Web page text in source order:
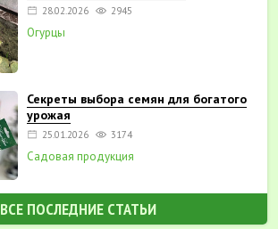
28.02.2026 2945
Огурцы
Секреты выбора семян для богатого
урожая
25.01.2026 3174
Садовая продукция
ВСЕ ПОСЛЕДНИЕ СТАТЬИ